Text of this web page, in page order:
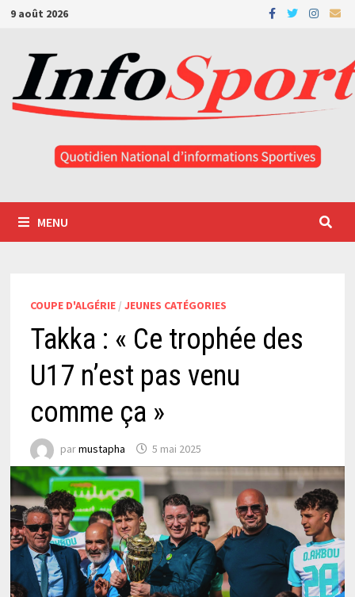
Passer
contenu
9 août 2026
MENU
COUPE D'ALGÉRIE/ JEUNES CATÉGORIES
Takka : « Ce trophée des
U17 n’est pas venu
comme ça »
parmustapha 5 mai 2025